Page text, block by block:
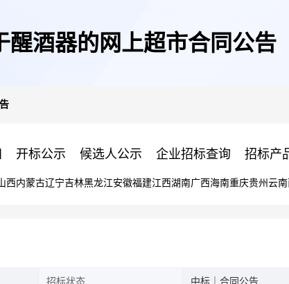
醒酒器的网上超市合同公告
开标公示 候选人公示 企业招标查询 招标产
西内蒙古辽宁吉林黑龙江安徽福建江西湖南广西海南重庆贵州 云南
招标状态 中标｜合同公告